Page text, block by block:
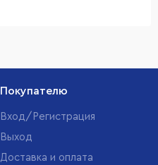
Покупателю
Вход/Регистрация
Выход
Доставка и оплата